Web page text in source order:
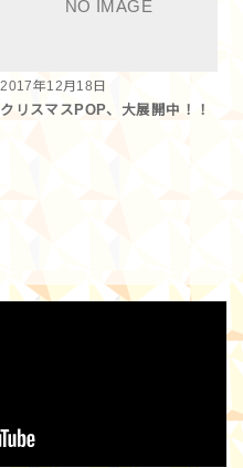
2017年12月18日
クリスマスPOP、大展開中！！